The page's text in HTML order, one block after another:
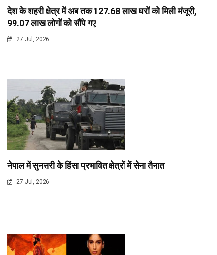
देश के शहरी क्षेत्र में अब तक 127.68 लाख घरों को मिली मंजूरी,
99.07 लाख लोगों को सौंपे गए
27 Jul, 2026
नेपाल में सुनसरी के हिंसा प्रभावित क्षेत्रों में सेना तैनात
27 Jul, 2026